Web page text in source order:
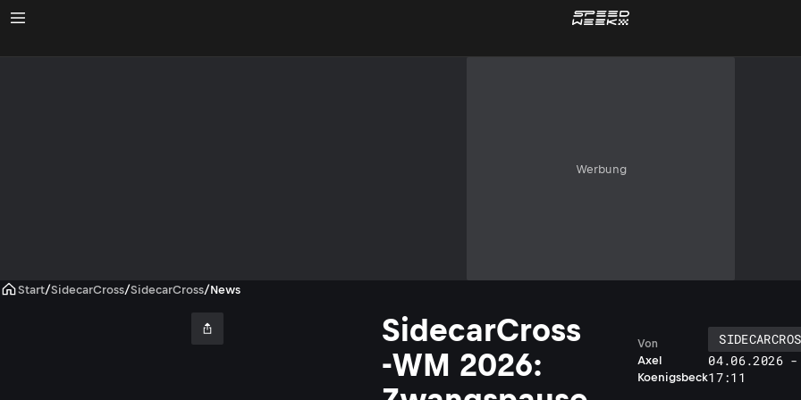
Werbung
Start/SidecarCross/SidecarCross/News
SidecarCross
-WM 2026:
Axel
Koenigsbeck
Von
04.06.2026 -
17:11